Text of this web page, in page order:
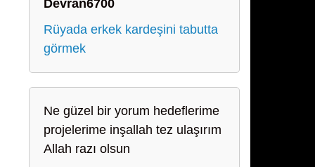
Devran6700
Rüyada erkek kardeşini tabutta
görmek
Ne güzel bir yorum hedeflerime
projelerime inşallah tez ulaşırım
Allah razı olsun